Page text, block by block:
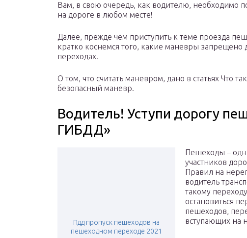
Вам, в свою очередь, как водителю, необходимо
на дороге в любом месте!
Далее, прежде чем приступить к теме проезда
кратко коснемся того, какие маневры
переходах.
О том, что считать маневром, дано в статьях Что
безопасный маневр.
Водитель! Уступи дорогу
ГИБДД»
Пдд пропуск пешеходов на
пешеходном переходе 2021
Пешеходы –
участников
Правил на
водитель
такому
остановиться
пешеходов,
вступающих на